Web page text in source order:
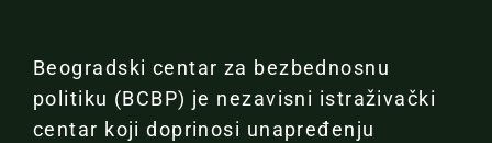
Beogradski centar za bezbednosnu
politiku (BCBP) je nezavisni istraživački
centar koji doprinosi unapređenju